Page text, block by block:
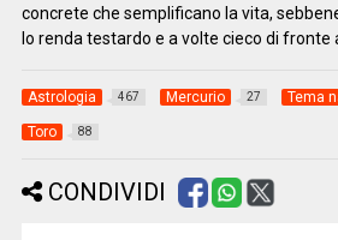
concrete che semplificano la vita,
lo renda testardo e a volte cieco di fronte
Astrologia 467 Mercurio 27 Tema
Toro 88
CONDIVIDI